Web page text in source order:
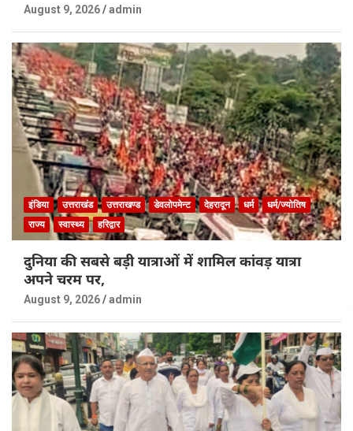
August 9, 2026 admin
इंडिया उत्तराखंड उत्तराखण्ड डेवलोपमेन्ट देहरादून धर्म
धर्म/ज्योतिष
राज्य
स्वास्थ्य हरिद्वार
दुनिया की सबसे बड़ी यात्राओं में शामिल कांवड़ यात्रा
अपने चरम पर,
August 9, 2026 admin